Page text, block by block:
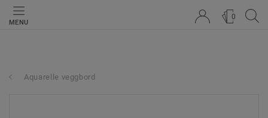
MENU
0
Aquarelle veggbord